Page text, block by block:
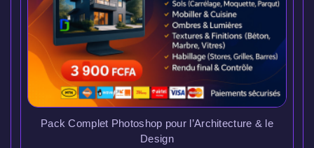
Pack Complet Photoshop pour l’Architecture & le
Design